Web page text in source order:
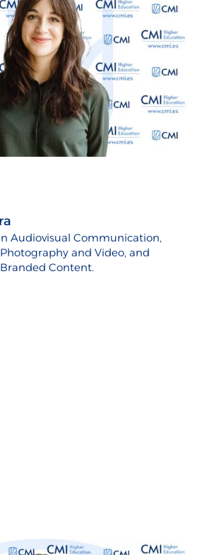
Audiovisual Communication,
and Video, and
Content.